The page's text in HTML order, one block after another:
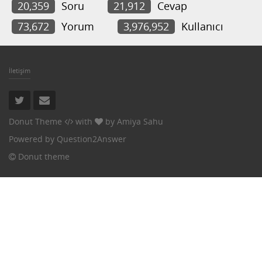
20,359 Soru 21,912
Cevap
73,672
Yorum 3,976,952 Kullanıcı
İletişim
Donut Theme with by Amiya Sahu
Powered by Question2Answer
Donut theme